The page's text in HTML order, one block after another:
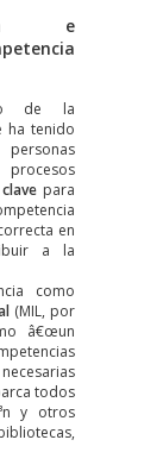
e
de la
ha tenido
para
en
a la
como
(MIL, por
â€œun
todos
y otros